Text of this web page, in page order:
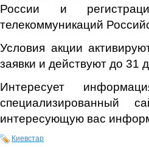
России и
телекоммуникаций
Условия акции
заявки и действуют до 31
Интересует
интересующую вас
Киевстар